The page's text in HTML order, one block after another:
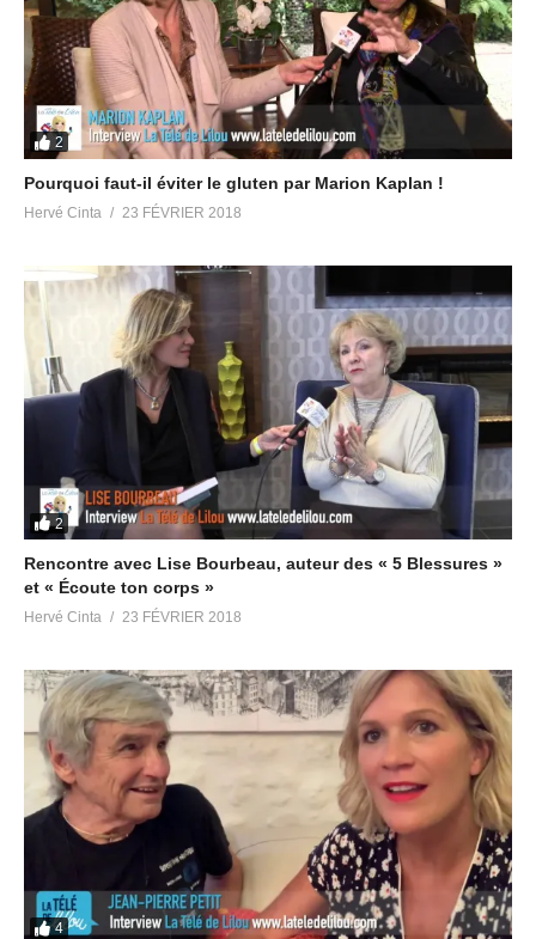
2
Pourquoi faut-il éviter le gluten par Marion Kaplan !
Hervé Cinta 23 FÉVRIER 2018
2
Rencontre avec Lise Bourbeau, auteur des « 5 Blessures »
et « Écoute ton corps »
Hervé Cinta 23 FÉVRIER 2018
4